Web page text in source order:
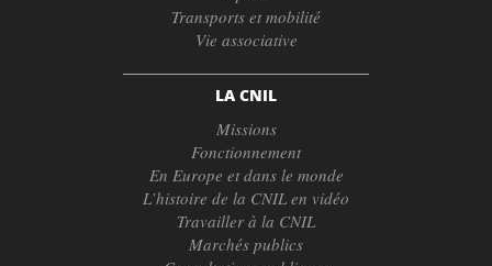
Transports et mobilité
Vie associative
LA CNIL
Missions
Fonctionnement
En Europe et dans le monde
L’histoire de la CNIL en vidéo
Travailler à la CNIL
Marchés publics